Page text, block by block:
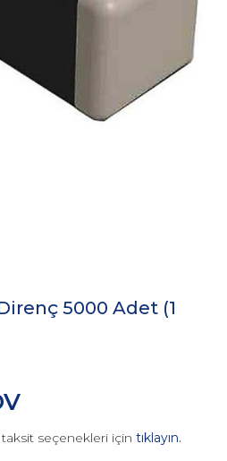
5000 Adet (1
seçenekleri için tıklayın.